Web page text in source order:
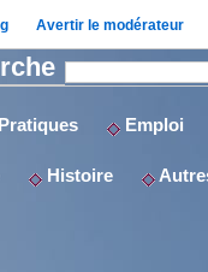
Avertir le modérateur
Emploi
Histoire